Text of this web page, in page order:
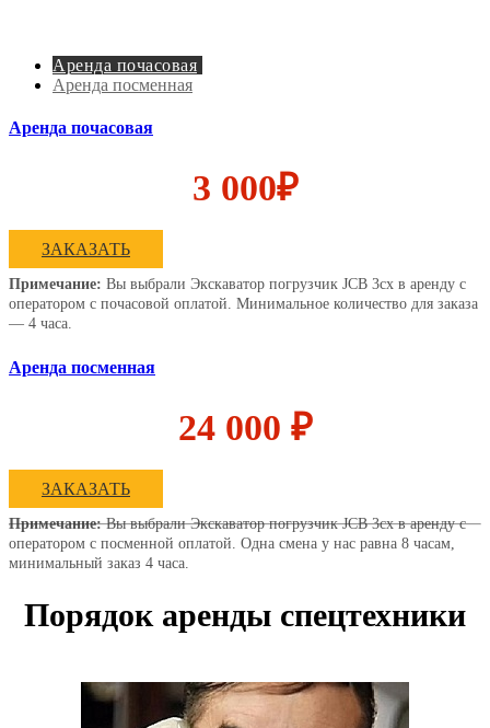
Аренда почасовая
Аренда посменная
Аренда почасовая
3 000₽
ЗАКАЗАТЬ
Примечание: Вы выбрали Экскаватор погрузчик JCB 3cx в аренду с
оператором с почасовой оплатой. Минимальное количество для заказа
— 4 часа.
Аренда посменная
24 000 ₽
ЗАКАЗАТЬ
Примечание:Вы выбрали Экскаватор погрузчик JCB 3cx в аренду с
оператором с посменной оплатой. Одна смена у нас равна 8 часам,
минимальный заказ 4 часа.
Порядок аренды спецтехники